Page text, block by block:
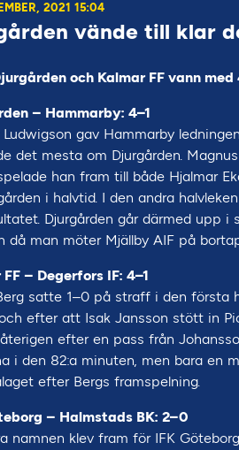
2021 15:04
vände till klar
och Kalmar FF vann
– Hammarby: 4–1
gav Hammarby
det mesta om Djurgården.
han fram till både Hjalmar
i halvtid. I den andra
Djurgården går därmed upp
då man möter Mjällby AIF på
– Degerfors IF: 4–1
satte 1–0 på straff i den första
efter att Isak Jansson stött in
efter en pass från
i den 82:a minuten, men bara en
efter Bergs framspelning.
– Halmstads BK: 2–0
namnen klev fram för IFK